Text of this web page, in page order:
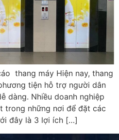
thang máy Hiện nay, thang
tiện hỗ trợ người dân
dàng. Nhiều doanh nghiệp
trong những nơi để đặt các
đây là 3 lợi ích […]